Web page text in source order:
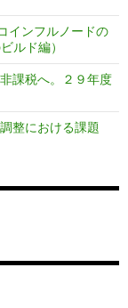
インフルノードの
ルド編）
課税へ。２９年度
整における課題